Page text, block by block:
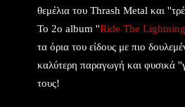
θεμέλια του Thrash Metal και
Το 2ο album ''Ride The Lightning
τα όρια του είδους με πιο
καλύτερη παραγωγή και φυσικά
τους!